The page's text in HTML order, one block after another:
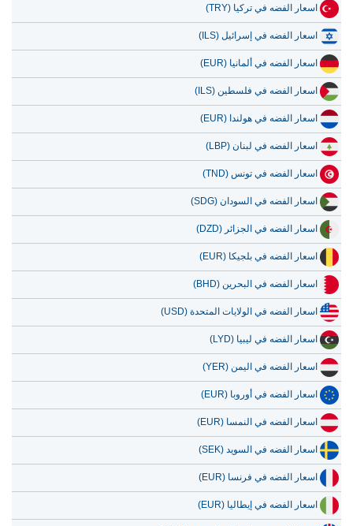
اسعار الفضه في تركيا (TRY)
اسعار الفضه في إسرائيل (ILS)
اسعار الفضه في ألمانيا (EUR)
اسعار الفضه في فلسطين (ILS)
اسعار الفضه في هولندا (EUR)
اسعار الفضه في لبنان (LBP)
اسعار الفضه في تونس (TND)
اسعار الفضه في السودان (SDG)
اسعار الفضه في الجزائر (DZD)
اسعار الفضه في بلجيكا (EUR)
اسعار الفضه في البحرين (BHD)
اسعار الفضه في الولايات المتحدة (USD)
اسعار الفضه في ليبيا (LYD)
اسعار الفضه في اليمن (YER)
اسعار الفضه في أوروبا (EUR)
اسعار الفضه في النمسا (EUR)
اسعار الفضه في السويد (SEK)
اسعار الفضه في فرنسا (EUR)
اسعار الفضه في إيطاليا (EUR)